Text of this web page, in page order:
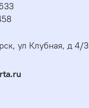
ул Клубная, д 4/3